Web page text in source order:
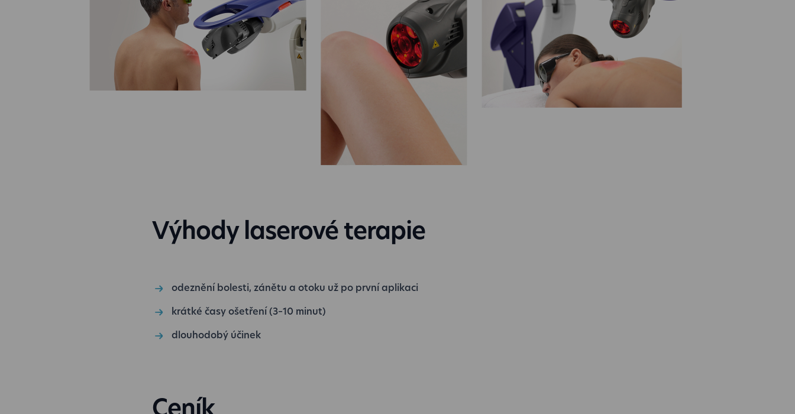
Výhody laserové terapie
odeznění bolesti, zánětu a otoku už po první aplikaci
krátké časy ošetření (3–10 minut)
dlouhodobý účinek